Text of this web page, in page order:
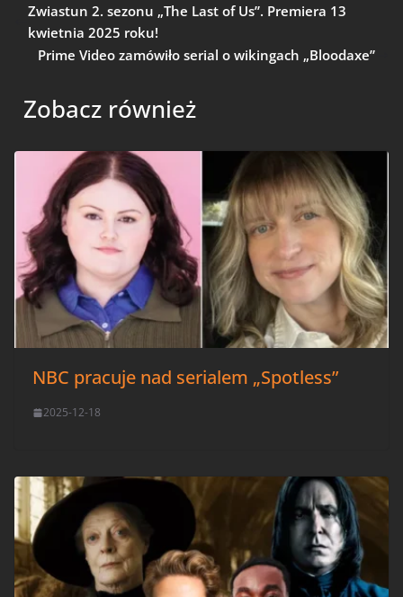
Zwiastun 2. sezonu „The Last of Us”. Premiera 13
kwietnia 2025 roku!
Prime Video zamówiło serial o wikingach „Bloodaxe”
Zobacz również
NBC pracuje nad serialem „Spotless”
2025-12-18